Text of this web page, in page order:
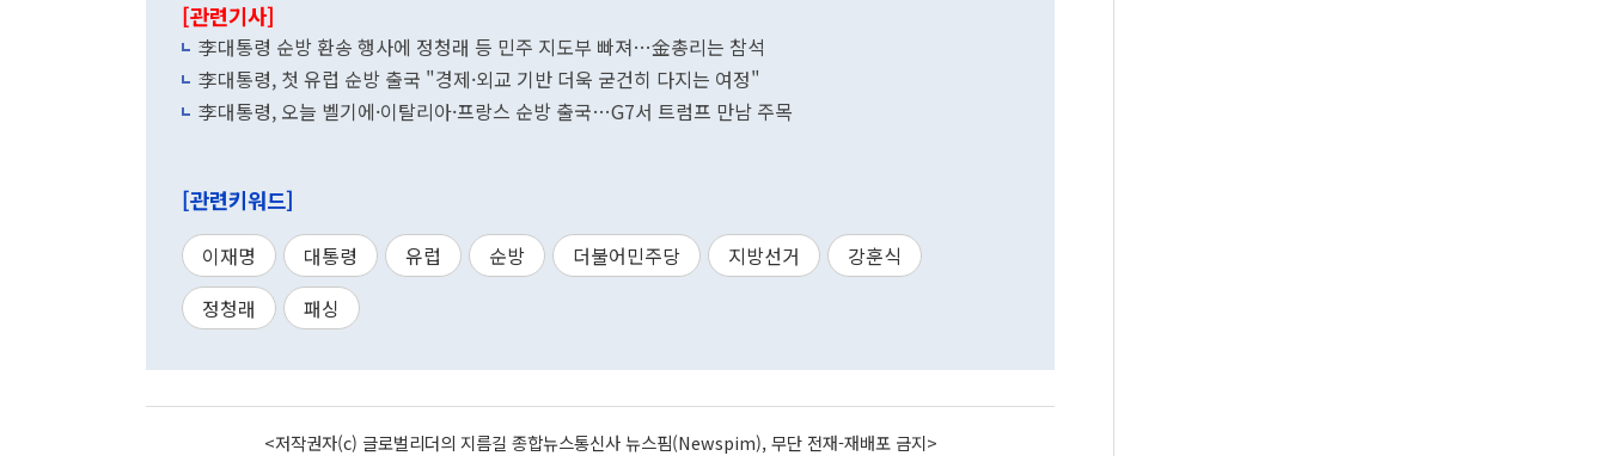
[관련기사]
李대통령 순방 환송 행사에 정청래 등 민주 지도부 빠져…金총리는 참석
李대통령, 첫 유럽 순방 출국 "경제·외교 기반 더욱 굳건히 다지는 여정"
李대통령, 오늘 벨기에·이탈리아·프랑스 순방 출국…G7서 트럼프 만남 주목
[관련키워드]
이재명 대통령 유럽 순방 더불어민주당 지방선거
강훈식
정청래
패싱
<저작권자(c) 글로벌리더의 지름길 종합뉴스통신사 뉴스핌(Newspim), 무단 전재-재배포 금지>